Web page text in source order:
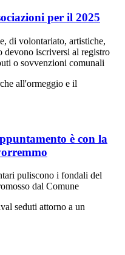
per il 2025
di volontariato, artistiche,
devono iscriversi al registro
o sovvenzioni comunali
è con la
puliscono i fondali del
dal Comune